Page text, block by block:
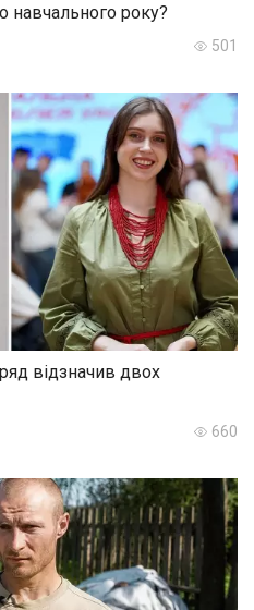
навчального року?
501
відзначив двох
660